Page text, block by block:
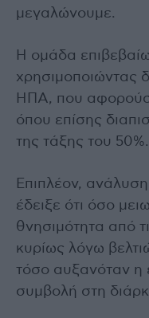
μεγαλώνουμε.
Η ομάδα
χρησιμοποιώντας
ΗΠΑ, που
όπου επίσης
της τάξης του 50%.
Επιπλέον,
έδειξε ότι όσο
θνησιμότητα από
κυρίως λόγω
τόσο αυξανόταν η
συμβολή στη